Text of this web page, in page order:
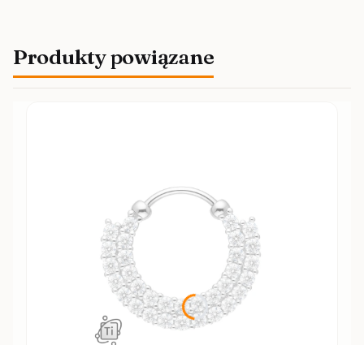
Produkty powiązane